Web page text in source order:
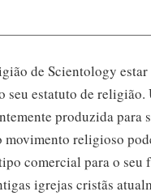
de Scientology
seu estatuto de religião.
produzida para
movimento religioso
comercial para o seu
igrejas cristãs